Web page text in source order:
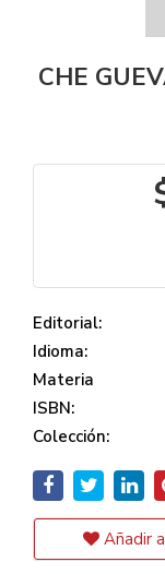
CHE
Editorial:
Idioma:
Materia
ISBN:
Colección:
Añadir